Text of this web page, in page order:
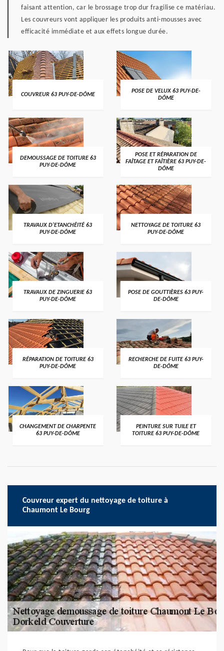
faisant attention, car le brossage trop dur fragilise ce matériau.
Les couvreurs vont appliquer les produits anti-mousses avec
efficacité immédiate et aux effets longue durée.
COUVREUR 63 PUY-DE-DÔME
POSE DE VELUX 63 PUY-DE-
DÔME
DEMOUSSAGE DE TOITURE 63
PUY-DE-DÔME
POSE ET RÉPARATION DE
FAÎTAGE ET FAÎTIÈRE 63 PUY-DE-
DÔME
TRAVAUX D'ETANCHÉITÉ 63
PUY-DE-DÔME
NETTOYAGE DE TOITURE 63
PUY-DE-DÔME
TRAVAUX DE ZINGUERIE 63
PUY-DE-DÔME
POSE DE GOUTTIÈRES 63 PUY-
DE-DÔME
RÉPARATION DE TOITURE 63
PUY-DE-DÔME
RECHERCHE DE FUITE 63 PUY-
DE-DÔME
CHANGEMENT DE CHARPENTE
63 PUY-DE-DÔME
PEINTURE SUR TUILE ET
TOITURE 63 PUY-DE-DÔME
Couvreur expert du nettoyage de toiture à
Chaumont Le Bourg